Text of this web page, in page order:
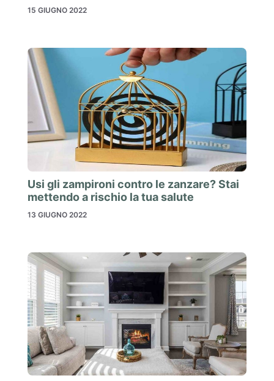
15 GIUGNO 2022
Usi gli zampironi contro le zanzare? Stai
mettendo a rischio la tua salute
13 GIUGNO 2022